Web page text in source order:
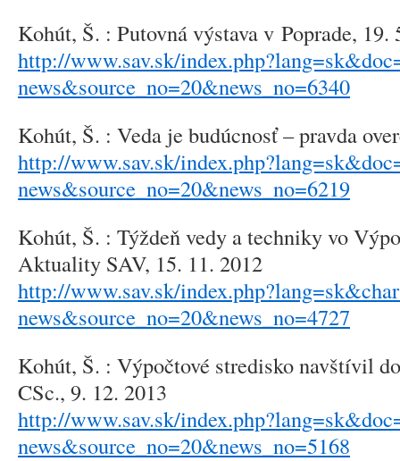
Kohút, Š. : Putovná výstava v Poprade, 19.
http://www.sav.sk/
news&source_no=20&news_no=6340
Kohút, Š. : Veda je budúcnosť – pravda
http://www.sav.sk/
news&source_no=20&news_no=6219
Kohút, Š. : Týždeň vedy a techniky vo
Aktuality SAV, 15. 11. 2012
http://www.sav.sk/
news&source_no=20&news_no=4727
Kohút, Š. : Výpočtové stredisko navštívil
CSc., 9. 12. 2013
http://www.sav.sk/
news&source_no=20&news_no=5168